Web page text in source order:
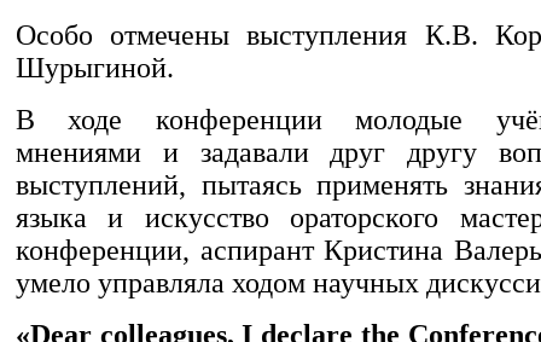
Особо отмечены выступления К.В.
Шурыгиной.
В ходе конференции молодые
мнениями и задавали друг другу
выступлений, пытаясь применять
языка и искусство ораторского
конференции, аспирант Кристина
умело управляла ходом научных
«Dear colleagues, I declare the